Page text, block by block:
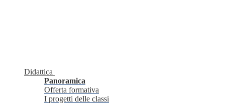
Didattica
Panoramica
Offerta formativa
I progetti delle classi